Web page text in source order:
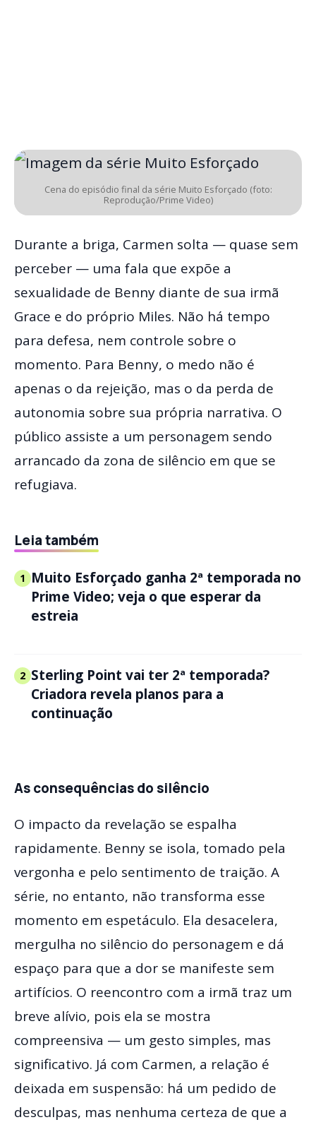
Cena do episódio final da série Muito Esforçado (foto:
Reprodução/Prime Video)
Durante a briga, Carmen solta — quase sem
perceber — uma fala que expõe a
sexualidade de Benny diante de sua irmã
Grace e do próprio Miles. Não há tempo
para defesa, nem controle sobre o
momento. Para Benny, o medo não é
apenas o da rejeição, mas o da perda de
autonomia sobre sua própria narrativa. O
público assiste a um personagem sendo
arrancado da zona de silêncio em que se
refugiava.
Leia também
1 Muito Esforçado ganha 2ª temporada no
Prime Video; veja o que esperar da
estreia
2 Sterling Point vai ter 2ª temporada?
Criadora revela planos para a
continuação
As consequências do silêncio
O impacto da revelação se espalha
rapidamente. Benny se isola, tomado pela
vergonha e pelo sentimento de traição. A
série, no entanto, não transforma esse
momento em espetáculo. Ela desacelera,
mergulha no silêncio do personagem e dá
espaço para que a dor se manifeste sem
artifícios. O reencontro com a irmã traz um
breve alívio, pois ela se mostra
compreensiva — um gesto simples, mas
significativo. Já com Carmen, a relação é
deixada em suspensão: há um pedido de
desculpas, mas nenhuma certeza de que a